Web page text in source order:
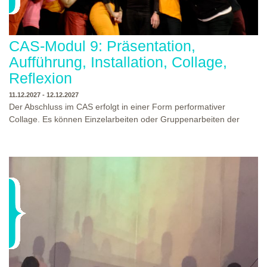
CAS-Modul 9: Präsentation,
Aufführung, Installation, Collage,
Reflexion
11.12.2027 - 12.12.2027
Der Abschluss im CAS erfolgt in einer Form performativer
Collage. Es können Einzelarbeiten oder Gruppenarbeiten der
Ausbildungsprogramm zu erleben. Die Studierenden des
oder Präsentation. Wir freuen uns über Begegnungen und
WO?